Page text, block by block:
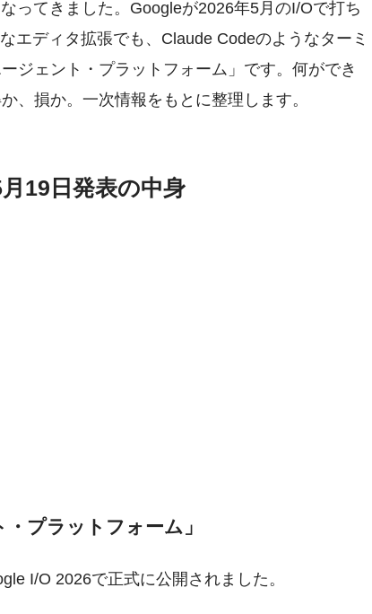
ってきました。Googleが2026年5月のI/Oで打ち
エディタ拡張でも、Claude Codeのようなターミ
ジェント・プラットフォーム」です。何ができ
、損か。一次情報をもとに整理します。
19日発表の中身
プラットフォーム」
I/O 2026で正式に公開されました。